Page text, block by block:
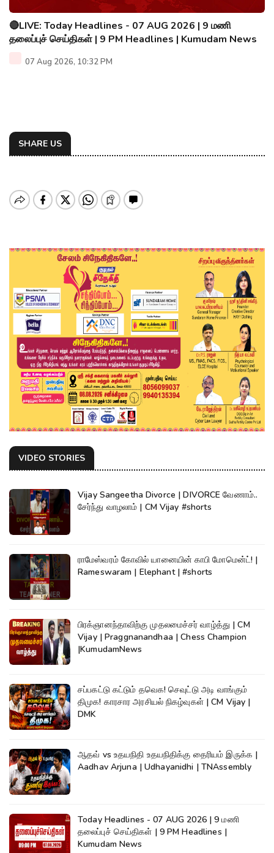
🔴LIVE: Today Headlines - 07 AUG 2026 | 9 மணி
தலைப்புச் செய்திகள் | 9 PM Headlines | Kumudam News
07 Aug 2026, 10:32 PM
SHARE US
VIDEO STORIES
Vijay Sangeetha Divorce | DIVORCE வேணாம்..
சேர்ந்து வாழலாம் | CM Vijay #shorts
ராமேஸ்வரம் கோவில் யானையின் காபி மோமென்ட்! |
Rameswaram | Elephant | #shorts
பிரக்ஞானந்தாவிற்கு முதலமைச்சர் வாழ்த்து | CM
Vijay | Praggnanandhaa | Chess Champion
|KumudamNews
சப்பகட்டு கட்டும் தவெக! செவுட்டு அடி வாங்கும்
திமுக! காரசார அரசியல் நிகழ்வுகள் | CM Vijay |
DMK
ஆதவ் vs உதயநிதி உதயநிதிக்கு தைரியம் இருக்க |
Aadhav Arjuna | Udhayanidhi | TNAssembly
Today Headlines - 07 AUG 2026 | 9 மணி
தலைப்புச் செய்திகள் | 9 PM Headlines |
Kumudam News